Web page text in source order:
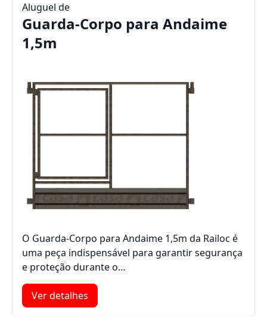
Aluguel de
Guarda-Corpo para Andaime
1,5m
O Guarda-Corpo para Andaime 1,5m da Railoc é
uma peça indispensável para garantir segurança
e proteção durante o…
Ver detalhes